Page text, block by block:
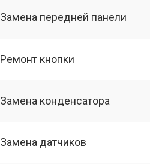
Замена передней панели
Ремонт кнопки
Замена конденсатора
Замена датчиков